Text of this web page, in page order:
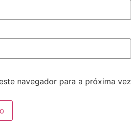
navegador para a próxima vez